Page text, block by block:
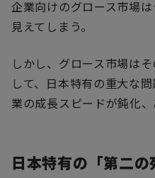
企業向けのグロース市場
見えてしまう。
しかし、グロース市場は
して、日本特有の重大な
業の成長スピードが鈍化、
日本特有の「第二の